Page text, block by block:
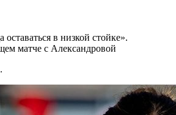
в низкой стойке».
матче с Александровой